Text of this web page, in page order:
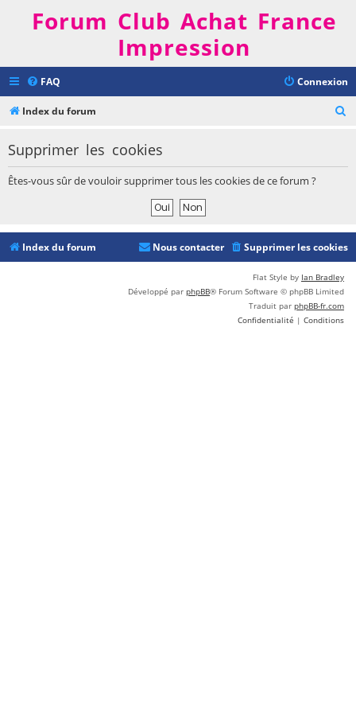
Forum Club Achat France
Impression
FAQ Connexion
Index du forum
c
Supprimer les cookies
Êtes-vous sûr de vouloir supprimer tous les cookies de ce forum ?
Index du forum Supprimer les cookies
Nous contacter
Flat Style by Ian Bradley
Développé par phpBB® Forum Software © phpBB Limited
Traduit par phpBB-fr.com
Confidentialité | Conditions